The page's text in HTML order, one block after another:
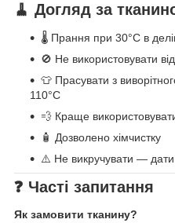
🧹 Догляд за
🌡️ Прання при 30°C в
🚫 Не використовувати
👕 Прасувати з
110°C
💨 Краще
🧴 Дозволено хімчистку
⚠️ Не викручувати — дати
❓ Часті запитання
Як замовити тканину?